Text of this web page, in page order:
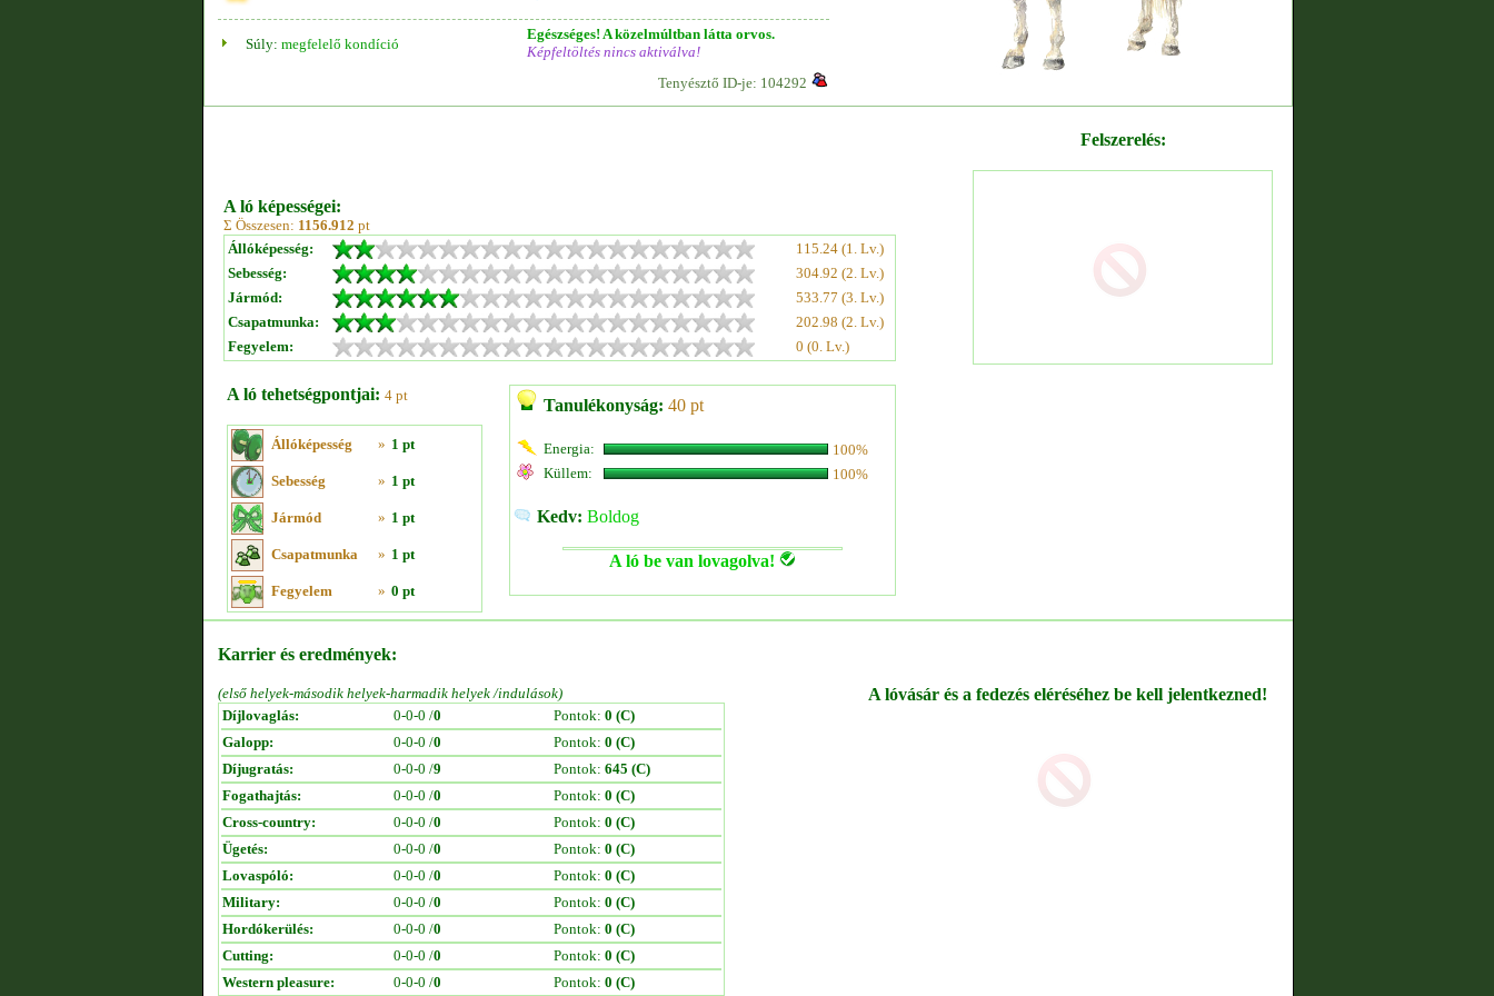
Súly: megfelelő kondíció
Egészséges! A közelmúltban látta orvos.
Képfeltöltés nincs aktiválva!
Tenyésztő ID-je: 104292
A ló képességei:
Σ Összesen: 1156.912 pt
Állóképesség:
115.24 (1. Lv.)
Sebesség:
304.92 (2. Lv.)
Jármód:
533.77 (3. Lv.)
Csapatmunka:
202.98 (2. Lv.)
Fegyelem:
0 (0. Lv.)
A ló tehetségpontjai: 4 pt
Állóképesség » 1 pt
Sebesség » 1 pt
Jármód » 1 pt
Csapatmunka » 1 pt
Fegyelem » 0 pt
Tanulékonyság: 40 pt
Energia:
100%
Küllem:
100%
Kedv: Boldog
A ló be van lovagolva!
Felszerelés:
Karrier és eredmények:
(első helyek-második helyek-harmadik helyek /indulások)
Díjlovaglás:
0-0-0 /0 Pontok: 0 (C)
Galopp:
0-0-0 /0 Pontok: 0 (C)
Díjugratás:
0-0-0 /9 Pontok: 645 (C)
Fogathajtás:
0-0-0 /0 Pontok: 0 (C)
Cross-country:
0-0-0 /0 Pontok: 0 (C)
Ügetés:
0-0-0 /0 Pontok: 0 (C)
Lovaspóló:
0-0-0 /0 Pontok: 0 (C)
Military:
0-0-0 /0 Pontok: 0 (C)
Hordókerülés:
0-0-0 /0 Pontok: 0 (C)
Cutting:
0-0-0 /0 Pontok: 0 (C)
Western pleasure:
0-0-0 /0 Pontok: 0 (C)
A lóvásár és a fedezés eléréséhez be kell jelentkezned!